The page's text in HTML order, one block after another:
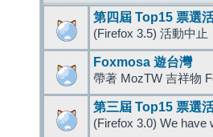
第四屆 Top15 票選
(Firefox 3.5) 活動中止
Foxmosa 遊台灣
帶著 MozTW 吉祥物
第三屆 Top15 票選
(Firefox 3.0) We have